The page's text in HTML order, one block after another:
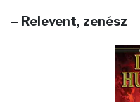
– Relevent, zenész